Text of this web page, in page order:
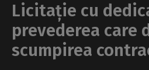
Licitație cu
prevederea care
scumpirea